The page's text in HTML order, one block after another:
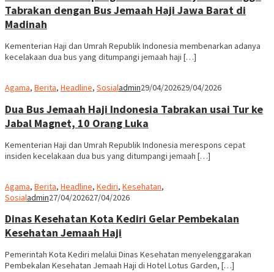
Tabrakan dengan Bus Jemaah Haji Jawa Barat di
Madinah
Kementerian Haji dan Umrah Republik Indonesia membenarkan adanya
kecelakaan dua bus yang ditumpangi jemaah haji […]
Agama, Berita, Headline, Sosialadmin29/04/202629/04/2026
Dua Bus Jemaah Haji Indonesia Tabrakan usai Tur ke
Jabal Magnet, 10 Orang Luka
Kementerian Haji dan Umrah Republik Indonesia merespons cepat
insiden kecelakaan dua bus yang ditumpangi jemaah […]
Agama, Berita, Headline, Kediri, Kesehatan,
Sosialadmin27/04/202627/04/2026
Dinas Kesehatan Kota Kediri Gelar Pembekalan
Kesehatan Jemaah Haji
Pemerintah Kota Kediri melalui Dinas Kesehatan menyelenggarakan
Pembekalan Kesehatan Jemaah Haji di Hotel Lotus Garden, […]